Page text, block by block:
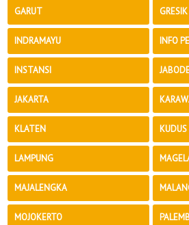
GARUT GRESIK
INDRAMAYU INFO
INSTANSI
JAKARTA
KLATEN KUDUS
LAMPUNG
MAJALENGKA
MOJOKERTO